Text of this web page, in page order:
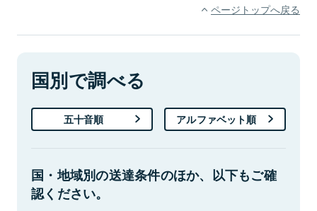
ページトップへ戻る
国別で調べる
五十音順 アルファベット順
国・地域別の送達条件のほか、以下もご確
認ください。